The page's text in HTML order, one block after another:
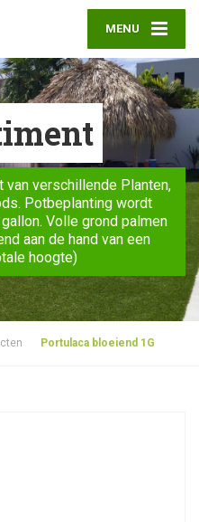
MENU
verschillende Planten,
Potbeplanting wordt
Volle grond palmen
aan de hand van een
hoogte)
Portulaca bloeiend 1G